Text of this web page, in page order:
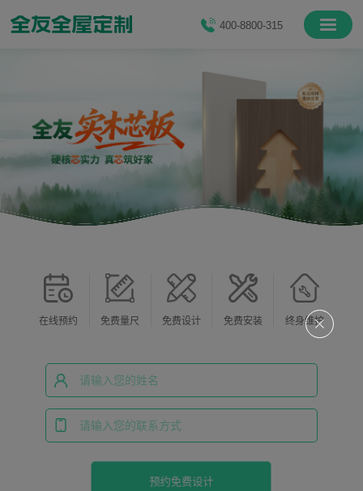
400-8800-315
在线预约 免费量尺 免费设计 免费安装 终身维护
预约免费设计